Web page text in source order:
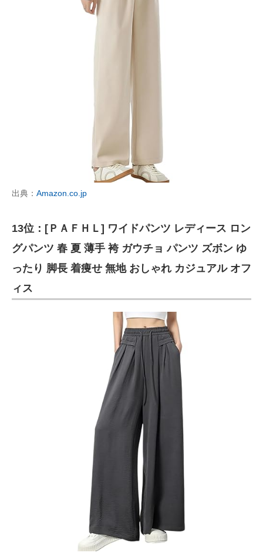
出典： Amazon.co.jp
13位：[ＰＡＦＨＬ] ワイドパンツ レディース ロン
グパンツ 春 夏 薄手 袴 ガウチョ パンツ ズボン ゆ
ったり 脚長 着痩せ 無地 おしゃれ カジュアル オフ
ィス